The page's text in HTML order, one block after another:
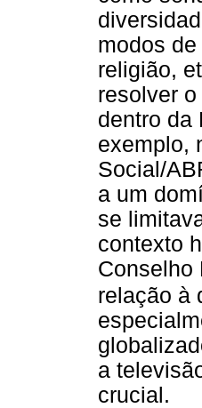
modos
religião,
resolver
dentro da
exemplo,
Social/
a um
se
contexto
Conselho
relação à
a
crucial.